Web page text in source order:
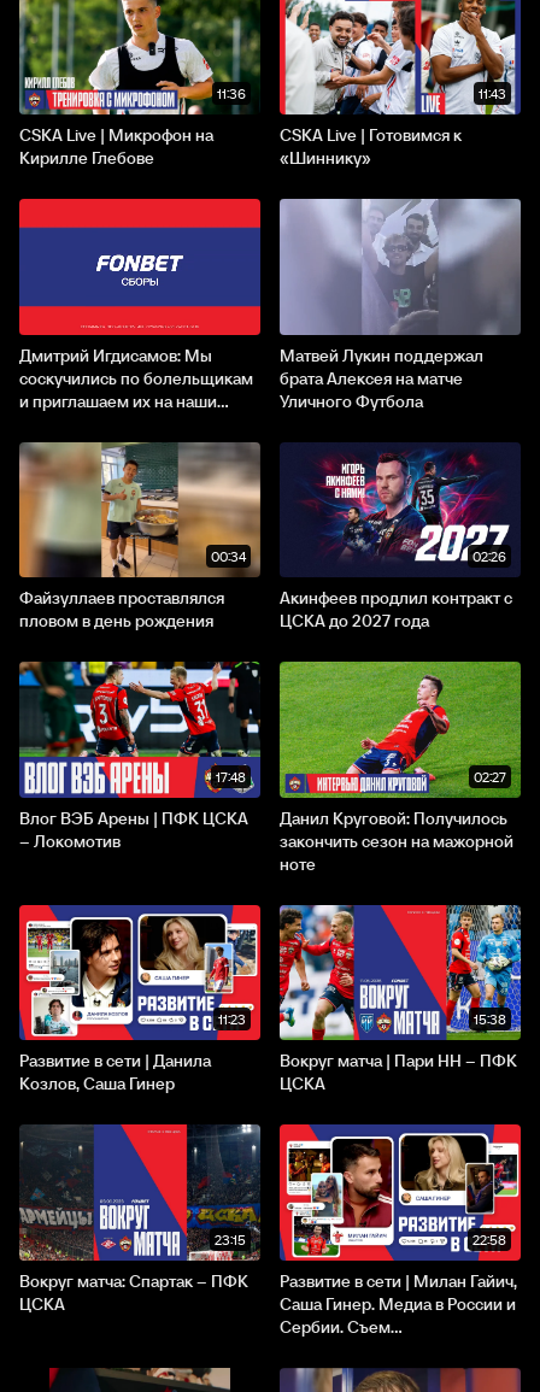
11:36
CSKA Live | Микрофон на
Кирилле Глебове
11:43
CSKA Live | Готовимся к
«Шиннику»
Дмитрий Игдисамов: Мы
соскучились по болельщикам
и приглашаем их на наши...
Матвей Лукин поддержал
брата Алексея на матче
Уличного Футбола
00:34
Файзуллаев проставлялся
пловом в день рождения
02:26
Акинфеев продлил контракт с
ЦСКА до 2027 года
17:48
Влог ВЭБ Арены | ПФК ЦСКА
– Локомотив
02:27
Данил Круговой: Получилось
закончить сезон на мажорной
ноте
11:23
Развитие в сети | Данила
Козлов, Саша Гинер
15:38
Вокруг матча | Пари НН – ПФК
ЦСКА
23:15
Вокруг матча: Спартак – ПФК
ЦСКА
22:58
Развитие в сети | Милан Гайич,
Саша Гинер. Медиа в России и
Сербии. Съем...